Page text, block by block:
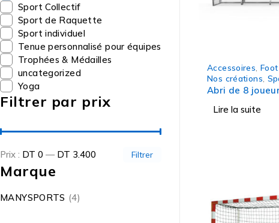
Sport Collectif
Sport de Raquette
Sport individuel
Tenue personnalisé pour équipes
Trophées & Médailles
uncategorized
Yoga
Filtrer par prix
Filtrer
Prix : DT 0 — DT 3.400
Marque
MANYSPORTS (4)
Accessoires
Nos créations
Abri de 8
Lire la suite